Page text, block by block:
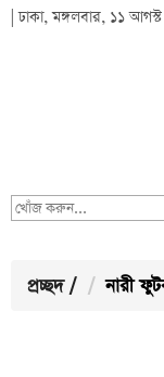
| ঢাকা, মঙ্গলবার, ১১
খোঁজ
প্রচ্ছদ / নারী